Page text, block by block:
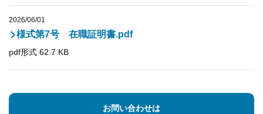
様式第7号 在職証明書.pdf
pdf形式 62.7 KB
2026/06/01
お問い合わせは